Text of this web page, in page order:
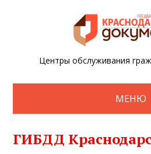
Центры обслуживания
МЕНЮ
ГИБДД